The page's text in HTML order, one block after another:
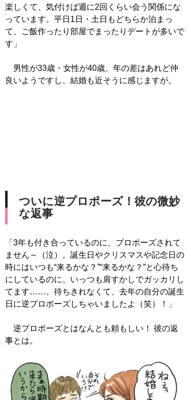
楽しくて、気付けば週に2回くらい会う関係にな
っています。平日1日・土日もどちらか泊まっ
て、ご飯作ったり部屋でまったりデートが多いで
す」
男性が33歳・女性が40歳、年の差はあれど仲
良いようですし、結婚も近そうに感じますが。
ついに逆プロポーズ！彼の微妙
な返事
「3年も付き合っているのに、プロポーズされて
ません～（泣）。誕生日やクリスマスや記念日の
時にはいつも“来るかな？”“来るかな？”と心待ち
にしているのに、いっつも肩すかしでガッカリし
てます……。待ちきれなくて、去年の自分の誕生
日に逆プロポーズしちゃいましたよ（笑）！」
逆プロポーズとはなんとも頼もしい！ 彼の返
事とは。